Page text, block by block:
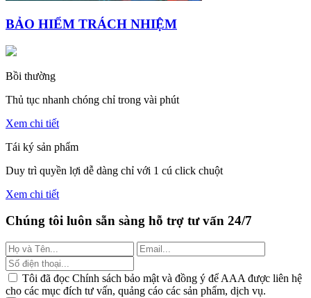
BẢO HIỂM TRÁCH NHIỆM
Bồi thường
Thủ tục nhanh chóng chỉ trong vài phút
Xem chi tiết
Tái ký sản phẩm
Duy trì quyền lợi dễ dàng chỉ với 1 cú click chuột
Xem chi tiết
Chúng tôi luôn sẵn sàng hỗ trợ tư vấn 24/7
Tôi đã đọc Chính sách bảo mật và đồng ý để AAA được liên hệ
cho các mục đích tư vấn, quảng cáo các sản phẩm, dịch vụ.